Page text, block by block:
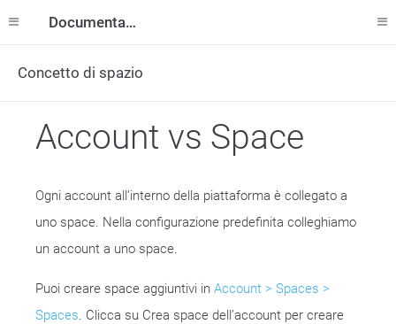
Documentazione
Concetto di spazio
Account vs Space
Ogni account all’interno della piattaforma è collegato a
uno space. Nella configurazione predefinita colleghiamo
un account a uno space.
Puoi creare space aggiuntivi in Account > Spaces >
Spaces. Clicca su Crea space dell’account per creare